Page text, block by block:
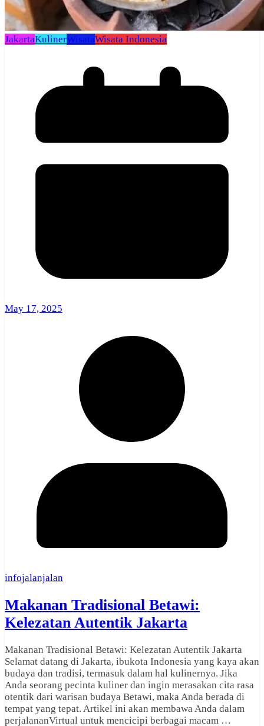
JakartaKulinerWisataWisata Indonesia
May 17, 2025
infojalanjalan
Makanan Tradisional Betawi:
Kelezatan Autentik Jakarta
Makanan Tradisional Betawi: Kelezatan Autentik Jakarta
Selamat datang di Jakarta, ibukota Indonesia yang kaya akan
budaya dan tradisi, termasuk dalam hal kulinernya. Jika
Anda seorang pecinta kuliner dan ingin merasakan cita rasa
otentik dari warisan budaya Betawi, maka Anda berada di
tempat yang tepat. Artikel ini akan membawa Anda dalam
perjalananVirtual untuk mencicipi berbagai macam …